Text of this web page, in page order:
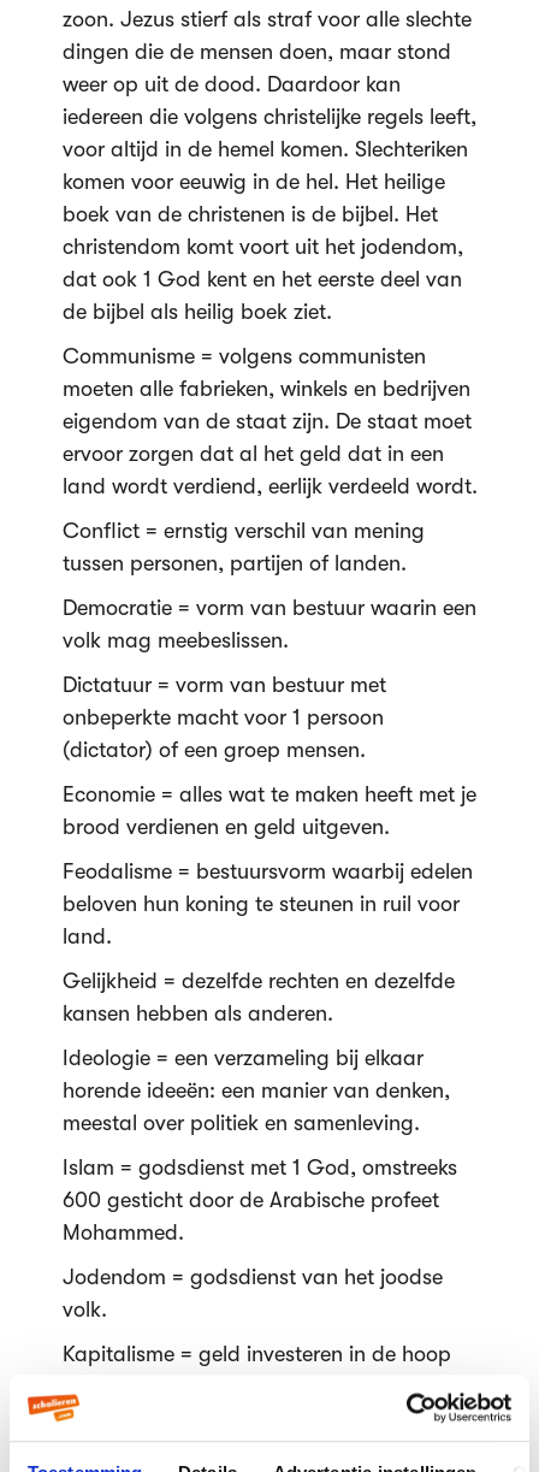
zoon. Jezus stierf als straf voor alle slechte
dingen die de mensen doen, maar stond
weer op uit de dood. Daardoor kan
iedereen die volgens christelijke regels leeft,
voor altijd in de hemel komen. Slechteriken
komen voor eeuwig in de hel. Het heilige
boek van de christenen is de bijbel. Het
christendom komt voort uit het jodendom,
dat ook 1 God kent en het eerste deel van
de bijbel als heilig boek ziet.
Communisme = volgens communisten
moeten alle fabrieken, winkels en bedrijven
eigendom van de staat zijn. De staat moet
ervoor zorgen dat al het geld dat in een
land wordt verdiend, eerlijk verdeeld wordt.
Conflict = ernstig verschil van mening
tussen personen, partijen of landen.
Democratie = vorm van bestuur waarin een
volk mag meebeslissen.
Dictatuur = vorm van bestuur met
onbeperkte macht voor 1 persoon
(dictator) of een groep mensen.
Economie = alles wat te maken heeft met je
brood verdienen en geld uitgeven.
Feodalisme = bestuursvorm waarbij edelen
beloven hun koning te steunen in ruil voor
land.
Gelijkheid = dezelfde rechten en dezelfde
kansen hebben als anderen.
Ideologie = een verzameling bij elkaar
horende ideeën: een manier van denken,
meestal over politiek en samenleving.
Islam = godsdienst met 1 God, omstreeks
600 gesticht door de Arabische profeet
Mohammed.
Jodendom = godsdienst van het joodse
volk.
Kapitalisme = geld investeren in de hoop
wereld.